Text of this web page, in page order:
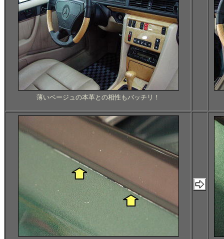
薄いベージュの本革との相性もバッチリ！